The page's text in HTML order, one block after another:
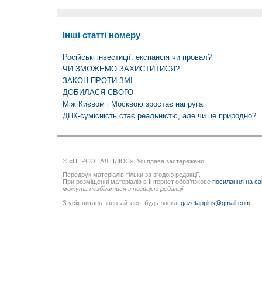
Інші статті номеру
Російські інвестиції: експансія чи провал?
ЧИ ЗМОЖЕМО ЗАХИСТИТИСЯ?
ЗАКОН ПРОТИ ЗМІ
ДОБИЛАСЯ СВОГО
Між Києвом і Москвою зростає напруга
ДНК-сумісність стає реальністю, але чи це природно?
© «ПЕРСОНАЛ ПЛЮС». Усі права застережено.
Передрук матеріалів тільки за згодою редакції.
При розміщенні матеріалів в Інтернет обов’язкове посилання на
можуть незбігатися з позицією редакції
З усіх питань звертайтеся, будь ласка, gazetapplus@gmail.com